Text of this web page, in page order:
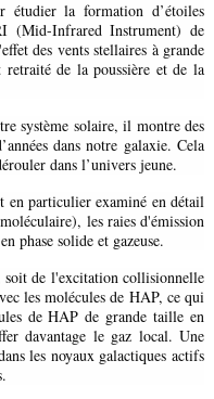
étudier la formation d’étoiles
(Mid-Infrared Instrument) de
des vents stellaires à grande
retraité de la poussière et de la
système solaire, il montre des
dans notre galaxie. Cela
dans l’univers jeune.
en particulier examiné en détail
les raies d'émission
phase solide et gazeuse.
soit de l'excitation collisionnelle
les molécules de HAP, ce qui
de HAP de grande taille en
davantage le gaz local. Une
les noyaux galactiques actifs